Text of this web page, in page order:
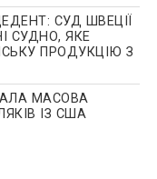
СУД ШВЕЦІЇ
СУДНО, ЯКЕ
ПРОДУКЦІЮ З
МАСОВА
ІЗ США